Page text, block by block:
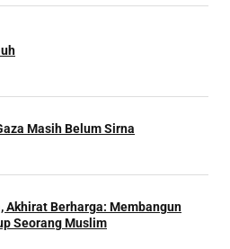
Masih Belum Sirna
Akhirat Berharga: Membangun
Seorang Muslim